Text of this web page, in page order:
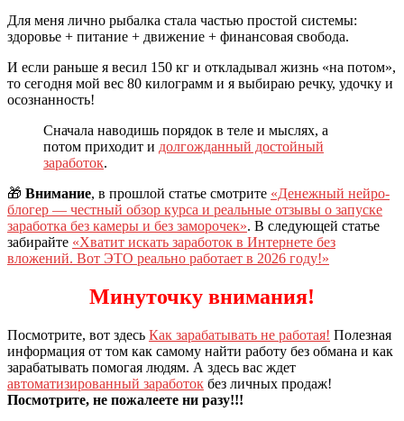
Для меня лично рыбалка стала частью простой системы:
здоровье + питание + движение + финансовая свобода.
И если раньше я весил 150 кг и откладывал жизнь «на потом»,
то сегодня мой вес 80 килограмм и я выбираю речку, удочку и
осознанность!
Сначала наводишь порядок в теле и мыслях, а
потом приходит и долгожданный достойный
заработок.
🎁 Внимание, в прошлой статье смотрите «Денежный нейро-
блогер — честный обзор курса и реальные отзывы о запуске
заработка без камеры и без заморочек». В следующей статье
забирайте «Хватит искать заработок в Интернете без
вложений. Вот ЭТО реально работает в 2026 году!»
Минуточку внимания!
Посмотрите, вот здесь Как зарабатывать не работая! Полезная
информация от том как самому найти работу без обмана и как
зарабатывать помогая людям. А здесь вас ждет
автоматизированный заработок без личных продаж!
Посмотрите, не пожалеете ни разу!!!